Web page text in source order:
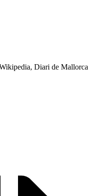
Diari de Mallorca